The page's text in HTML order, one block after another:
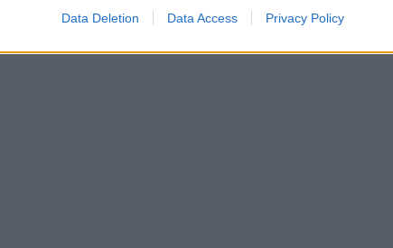
Data Deletion Data Access Privacy Policy